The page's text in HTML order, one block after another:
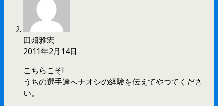
田畑雅宏
2011年2月14日
こちらこそ!
うちの選手達へナオシの経験を伝えてやつてくださ
い。